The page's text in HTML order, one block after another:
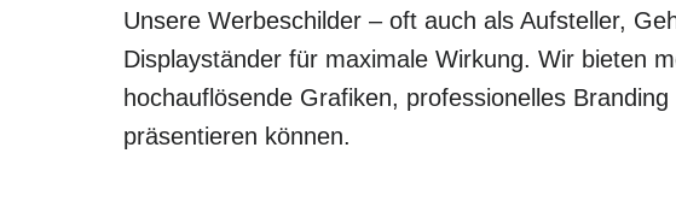
Unsere Werbeschilder – oft auch als Aufsteller,
Displayständer für maximale Wirkung. Wir bieten
hochauflösende Grafiken, professionelles
präsentieren können.